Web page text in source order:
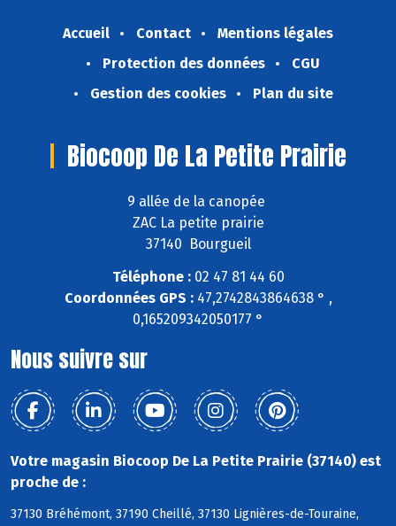
Accueil Contact
Mentions légales
Protection des données
CGU
Gestion des cookies
Plan du site
Biocoop De La Petite Prairie
9 allée de la canopée
ZAC La petite prairie
37140 Bourgueil
Téléphone :02 47 81 44 60
Coordonnées GPS :47,2742843864638 ° ,
0,165209342050177 °
Nous suivre sur
Votre magasin Biocoop De La Petite Prairie (37140) est
proche de :
37130 Bréhémont, 37190 Cheillé, 37130 Lignières-de-Touraine,